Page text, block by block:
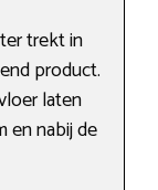
trekt in
product.
laten
en nabij de